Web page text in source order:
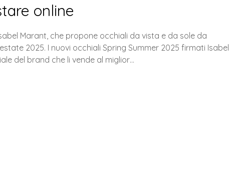
online
Marant, che propone occhiali da vista e da sole da
2025. I nuovi occhiali Spring Summer 2025 firmati Isabel
del brand che li vende al miglior…